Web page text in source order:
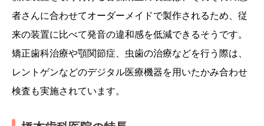
者さんに合わせてオーダーメイドで製作されるため、従
来の装置に比べて発音の違和感を低減できるそうです。
矯正歯科治療や顎関節症、虫歯の治療などを行う際は、
レントゲンなどのデジタル医療機器を用いたかみ合わせ
検査も実施されています。